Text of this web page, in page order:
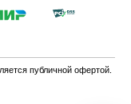
публичной офертой.